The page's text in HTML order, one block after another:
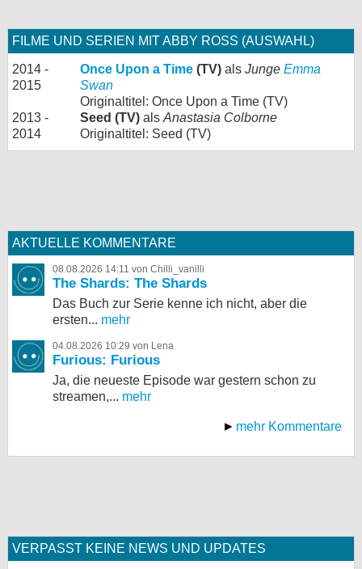
FILME UND SERIEN MIT ABBY ROSS (AUSWAHL)
2014 -
2015
Once Upon a Time (TV) als Junge Emma
Swan
Originaltitel: Once Upon a Time (TV)
2013 -
2014
Seed (TV) als Anastasia Colborne
Originaltitel: Seed (TV)
AKTUELLE KOMMENTARE
08.08.2026 14:11 von Chilli_vanilli
The Shards: The Shards
Das Buch zur Serie kenne ich nicht, aber die
ersten... mehr
04.08.2026 10:29 von Lena
Furious: Furious
Ja, die neueste Episode war gestern schon zu
streamen,... mehr
mehr Kommentare
VERPASST KEINE NEWS UND UPDATES